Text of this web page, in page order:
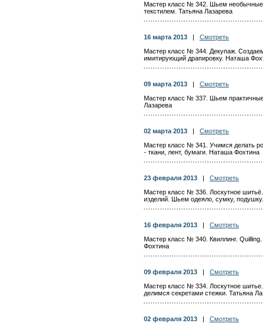
Мастер класс № 342. Шьем необычные
текстилем. Татьяна Лазарева
16 марта 2013
Смотреть
Мастер класс № 344. Декупаж.
имитирующий драпировку. Наташа
09 марта 2013
Смотреть
Мастер класс № 337. Шьем
Лазарева
02 марта 2013
Смотреть
Мастер класс № 341. Учимся делать
- ткани, лент, бумаги. Наташа Фохтина
23 февраля 2013
Смотреть
Мастер класс № 336. Лоскутное
изделий. Шьем одеяло, сумку,
16 февраля 2013
Смотреть
Мастер класс № 340. Квиллинг.
Фохтина
09 февраля 2013
Смотреть
Мастер класс № 334. Лоскутное
делимся секретами стежки. Татьяна
02 февраля 2013
Смотреть